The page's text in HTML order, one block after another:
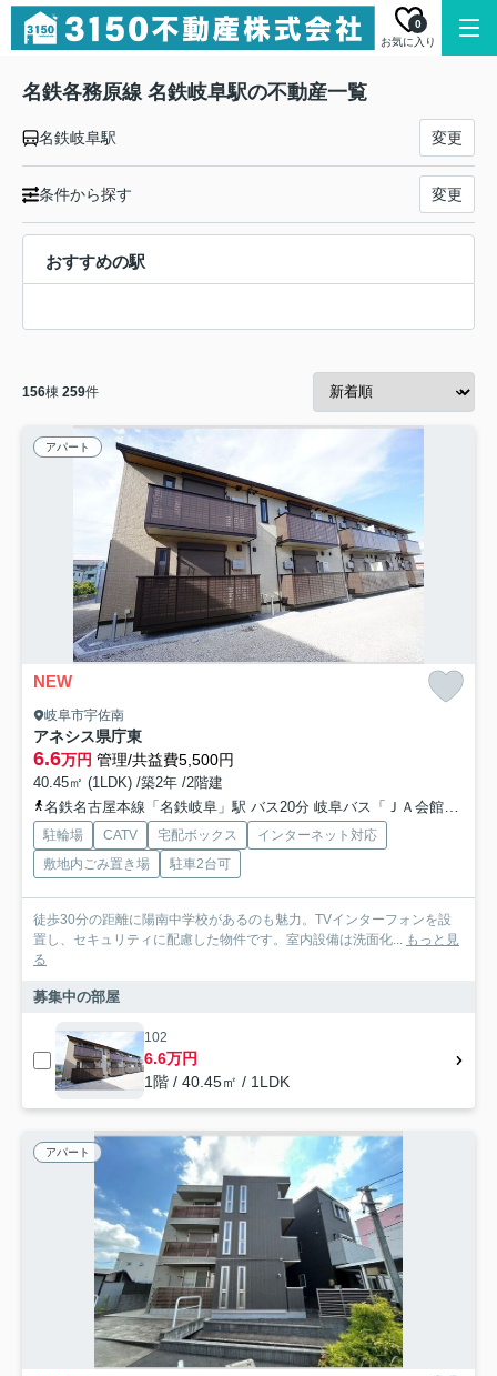
お気に入り
0
名鉄各務原線 名鉄岐阜駅の不動産一覧
名鉄岐阜駅 変更
条件から探す 変更
おすすめの駅
156棟 259件
アパート
NEW
岐阜市宇佐南
アネシス県庁東
6.6万円 管理/共益費5,500円
40.45㎡ (1LDK) /築2年 /2階建
名鉄名古屋本線「名鉄岐阜」駅 バス20分 岐阜バス「ＪＡ会館前」 停歩2分
駐輪場 CATV 宅配ボックス
インターネット対応
敷地内ごみ置き場
駐車2台可
徒歩30分の距離に陽南中学校があるのも魅力。TVインターフォンを設
置し、セキュリティに配慮した物件です。室内設備は洗面化... もっと見
る
募集中の部屋
102
6.6万円
1階 / 40.45㎡ / 1LDK
アパート